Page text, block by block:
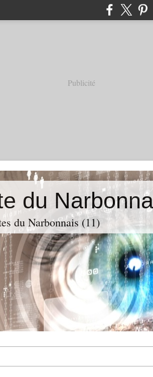
Publicité
du
du Narbonnais (11)